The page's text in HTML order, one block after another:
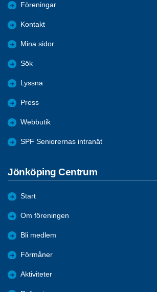
Föreningar
Kontakt
Mina sidor
Sök
Lyssna
Press
Webbutik
SPF Seniorernas intranät
Jönköping Centrum
Start
Om föreningen
Bli medlem
Förmåner
Aktiviteter